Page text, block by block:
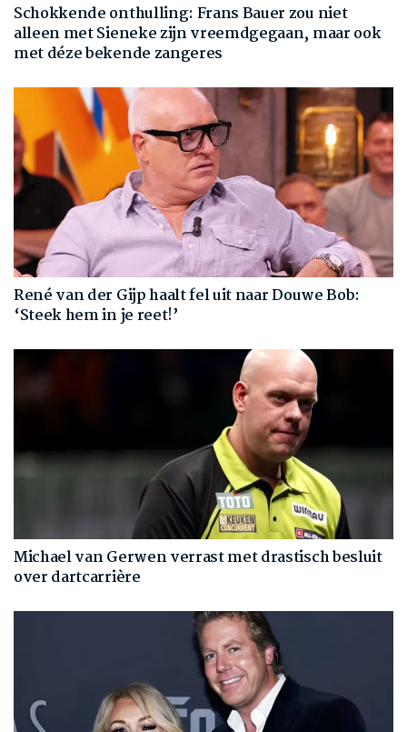
Schokkende onthulling: Frans Bauer zou niet
alleen met Sieneke zijn vreemdgegaan, maar ook
met déze bekende zangeres
René van der Gijp haalt fel uit naar Douwe Bob:
‘Steek hem in je reet!’
Michael van Gerwen verrast met drastisch besluit
over dartcarrière